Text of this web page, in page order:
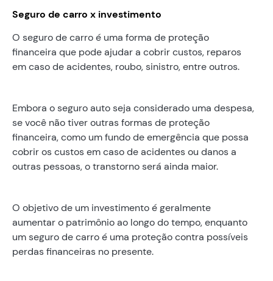
Seguro de carro x investimento
O seguro de carro é uma forma de proteção
financeira que pode ajudar a cobrir custos, reparos
em caso de acidentes, roubo, sinistro, entre outros.
Embora o seguro auto seja considerado uma despesa,
se você não tiver outras formas de proteção
financeira, como um fundo de emergência que possa
cobrir os custos em caso de acidentes ou danos a
outras pessoas, o transtorno será ainda maior.
O objetivo de um investimento é geralmente
aumentar o patrimônio ao longo do tempo, enquanto
um seguro de carro é uma proteção contra possíveis
perdas financeiras no presente.